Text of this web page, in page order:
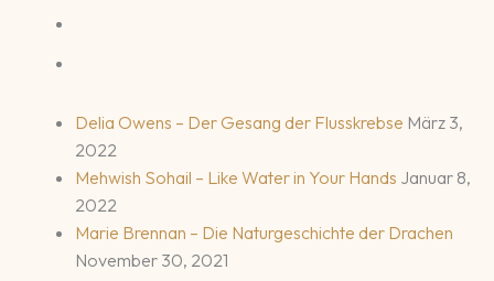
Delia Owens – Der Gesang der Flusskrebse März 3,
2022
Mehwish Sohail – Like Water in Your Hands Januar 8,
2022
Marie Brennan – Die Naturgeschichte der Drachen
November 30, 2021